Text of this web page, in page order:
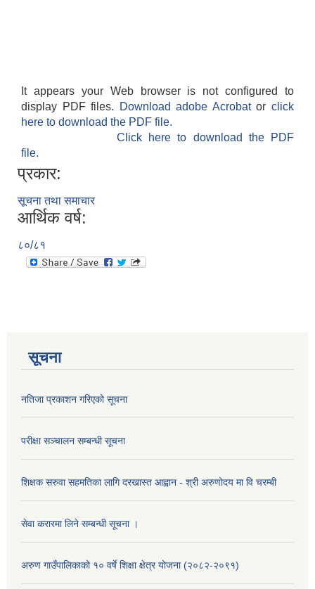
It appears your Web browser is not configured to
display PDF files.
Download adobe Acrobatorclick
here to download the PDF file.
Click here to download the PDF
file.
प्रकार:
सूचना तथा समाचार
आर्थिक वर्ष:
८०/८१
सूचना
नतिजा प्रकाशन गरिएको सूचना
परीक्षा सञ्चालन सम्बन्धी सूचना
शिक्षक सरुवा सहमतिका लागि दरखास्त आह्वान - श्री अरुणोदय मा वि चरम्बी
सेवा करारमा लिने सम्बन्धी सूचना ।
अरुण गाउँपालिकाको १० वर्षे शिक्षा क्षेत्र योजना (२०८२-२०९१)